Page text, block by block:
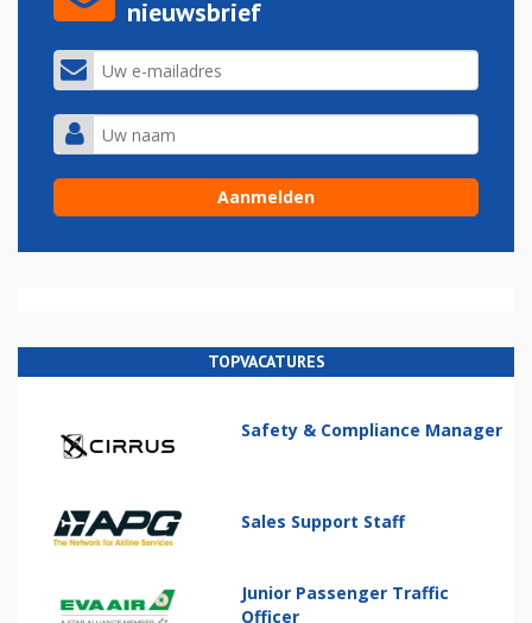
nieuwsbrief
TOPVACATURES
Safety & Compliance Manager
Sales Support Staff
Junior Passenger Traffic
Officer